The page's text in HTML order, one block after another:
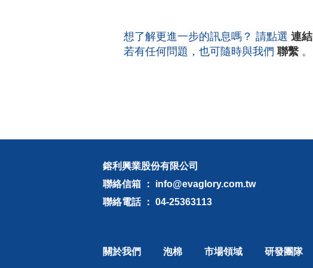
想了解更進一步的訊息嗎？ 請點選 連結
若有任何問題，也可隨時與我們 聯繫 。
鎔利興業股份有限公司
聯絡信箱 ： info@evaglory.com.tw
聯絡電話 ： 04-25363113
關於我們 泡棉 市場領域 研發團隊